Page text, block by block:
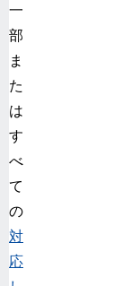
一
部
ま
た
は
す
べ
て
の
対
応